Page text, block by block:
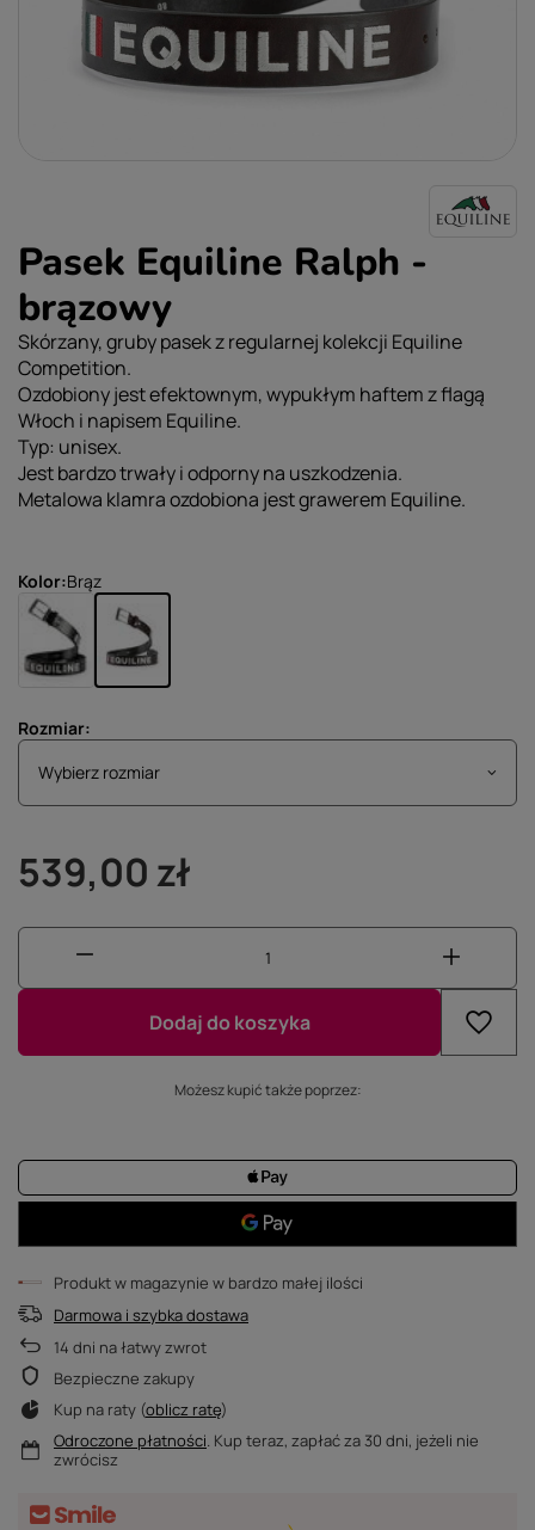
Pasek Equiline Ralph -
brązowy
Skórzany, gruby pasek z regularnej kolekcji Equiline
Competition.
Ozdobiony jest efektownym, wypukłym haftem z flagą
Włoch i napisem Equiline.
Typ: unisex.
Jest bardzo trwały i odporny na uszkodzenia.
Metalowa klamra ozdobiona jest grawerem Equiline.
Kolor Brąz
Rozmiar
Wybierz rozmiar
Wybierz rozmiar
539,00 zł
Dodaj do koszyka
Możesz kupić także poprzez:
Produkt w magazynie w bardzo małej ilości
Darmowa i szybka dostawa
14 dni na łatwy zwrot
Bezpieczne zakupy
Kup na raty (oblicz ratę)
Odroczone płatności . Kup teraz, zapłać za 30 dni, jeżeli nie
zwrócisz